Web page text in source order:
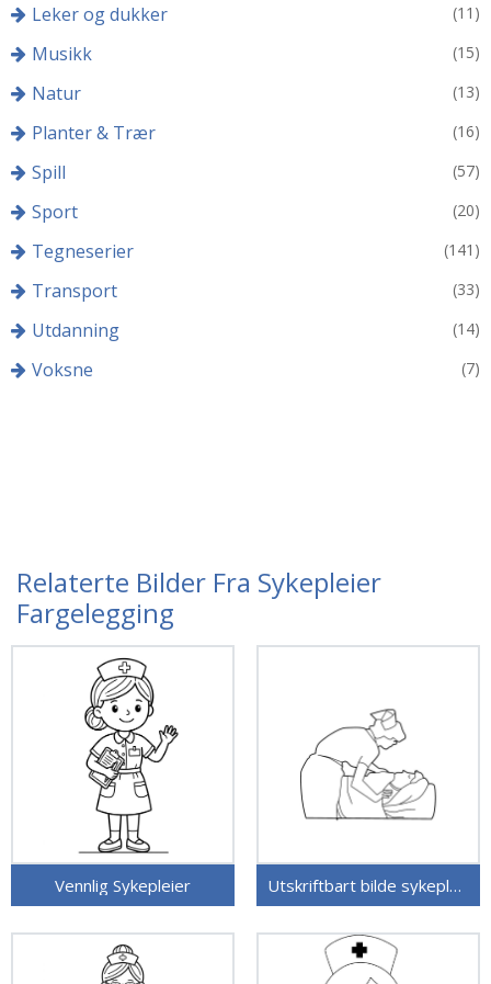
Leker og dukker (11)
Musikk (15)
Natur (13)
Planter & Trær (16)
Spill (57)
Sport (20)
Tegneserier (141)
Transport (33)
Utdanning (14)
Voksne (7)
Relaterte Bilder Fra Sykepleier
Fargelegging
Vennlig Sykepleier Utskriftbart bilde sykepleier